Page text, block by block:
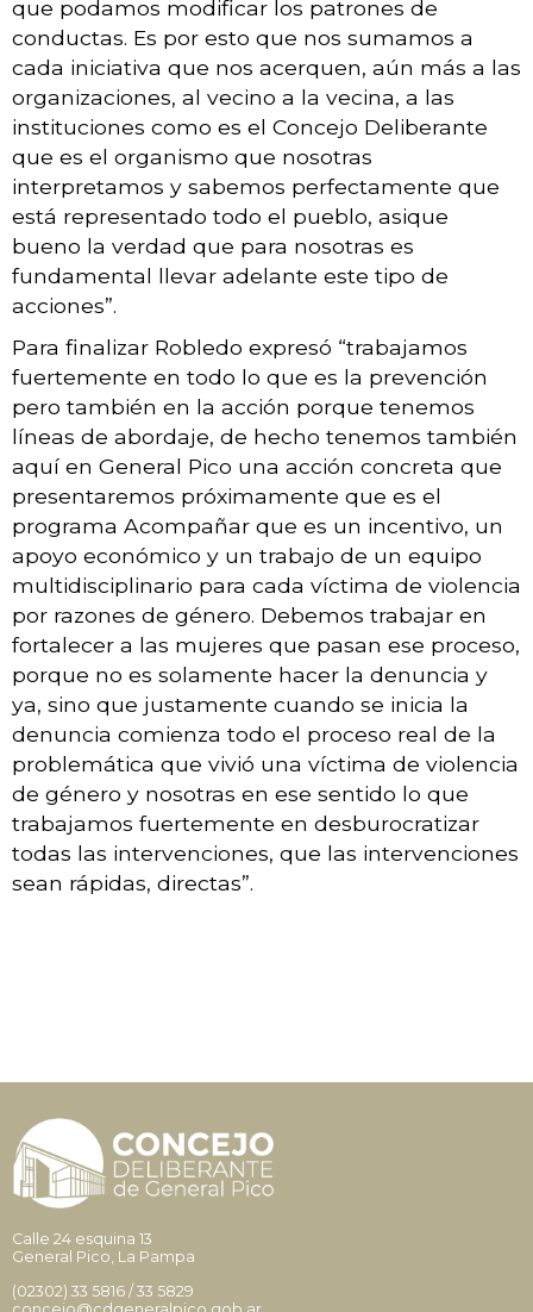
que podamos modificar los patrones de
conductas. Es por esto que nos sumamos a
cada iniciativa que nos acerquen, aún más a las
organizaciones, al vecino a la vecina, a las
instituciones como es el Concejo Deliberante
que es el organismo que nosotras
interpretamos y sabemos perfectamente que
está representado todo el pueblo, asique
bueno la verdad que para nosotras es
fundamental llevar adelante este tipo de
acciones”.
Para finalizar Robledo expresó “trabajamos
fuertemente en todo lo que es la prevención
pero también en la acción porque tenemos
líneas de abordaje, de hecho tenemos también
aquí en General Pico una acción concreta que
presentaremos próximamente que es el
programa Acompañar que es un incentivo, un
apoyo económico y un trabajo de un equipo
multidisciplinario para cada víctima de violencia
por razones de género. Debemos trabajar en
fortalecer a las mujeres que pasan ese proceso,
porque no es solamente hacer la denuncia y
ya, sino que justamente cuando se inicia la
denuncia comienza todo el proceso real de la
problemática que vivió una víctima de violencia
de género y nosotras en ese sentido lo que
trabajamos fuertemente en desburocratizar
todas las intervenciones, que las intervenciones
sean rápidas, directas”.
Calle 24 esquina 13
General Pico, La Pampa
(02302) 33 5816 /33 5829